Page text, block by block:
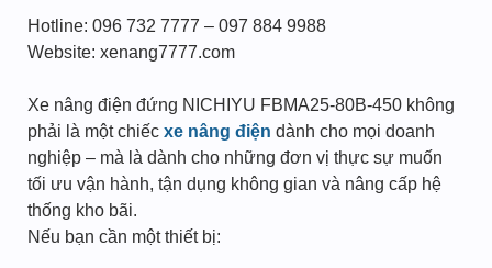
Hotline: 096 732 7777 – 097 884 9988
Website: xenang7777.com
Xe nâng điện đứng NICHIYU FBMA25-80B-450 không
phải là một chiếc xe nâng điện dành cho mọi doanh
nghiệp – mà là dành cho những đơn vị thực sự muốn
tối ưu vận hành, tận dụng không gian và nâng cấp hệ
thống kho bãi.
Nếu bạn cần một thiết bị: